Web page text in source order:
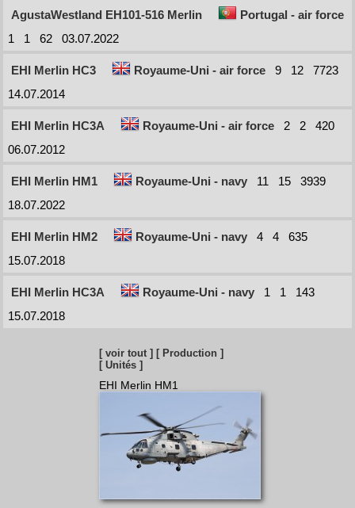
AgustaWestland EH101-516 Merlin
Portugal - air force
1
1 62 03.07.2022
EHI Merlin HC3 Royaume-Uni - air force 9 12
7723
14.07.2014
EHI Merlin HC3A Royaume-Uni - air force 2 2
420
06.07.2012
EHI Merlin HM1 Royaume-Uni - navy 11 15
3939
18.07.2022
EHI Merlin HM2 Royaume-Uni - navy 4 4
635
15.07.2018
EHI Merlin HC3A Royaume-Uni - navy 1 1
143
15.07.2018
[ voir tout ] [ Production ]
[ Unités ]
EHI Merlin HM1